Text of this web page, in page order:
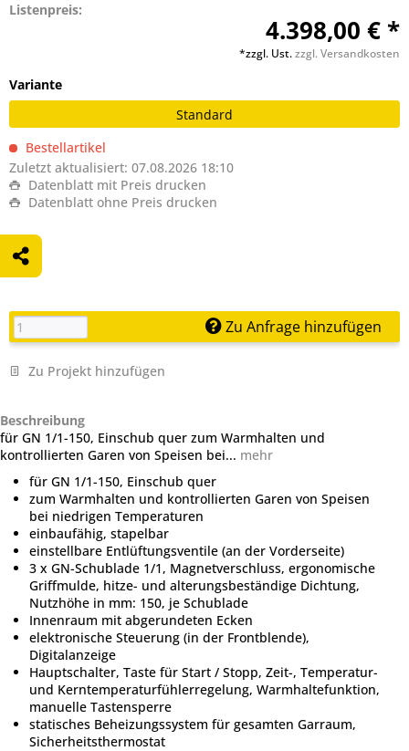
Listenpreis:
4.398,00 € *
*zzgl. Ust.zzgl. Versandkosten
Variante
Standard
Bestellartikel
Zuletzt aktualisiert: 07.08.2026 18:10
Datenblatt mit Preis drucken
Datenblatt ohne Preis drucken
Zu Anfrage hinzufügen
Zu Projekt hinzufügen
Beschreibung
für GN 1/1-150, Einschub quer zum Warmhalten und
kontrollierten Garen von Speisen bei... mehr
für GN 1/1-150, Einschub quer
zum Warmhalten und kontrollierten Garen von Speisen
bei niedrigen Temperaturen
einbaufähig, stapelbar
einstellbare Entlüftungsventile (an der Vorderseite)
3 x GN-Schublade 1/1, Magnetverschluss, ergonomische
Griffmulde, hitze- und alterungsbeständige Dichtung,
Nutzhöhe in mm: 150, je Schublade
Innenraum mit abgerundeten Ecken
elektronische Steuerung (in der Frontblende),
Digitalanzeige
Hauptschalter, Taste für Start / Stopp, Zeit-, Temperatur-
und Kerntemperaturfühlerregelung, Warmhaltefunktion,
manuelle Tastensperre
statisches Beheizungssystem für gesamten Garraum,
Sicherheitsthermostat